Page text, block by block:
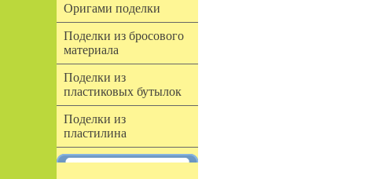
Оригами поделки
Поделки из бросового
материала
Поделки из
пластиковых бутылок
Поделки из
пластилина